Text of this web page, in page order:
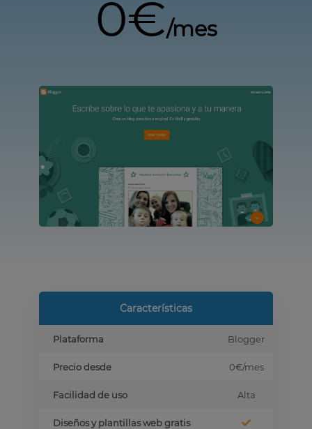
0€/mes
Características
Plataforma Blogger
Precio desde 0€/mes
Facilidad de uso Alta
Diseños y plantillas web gratis